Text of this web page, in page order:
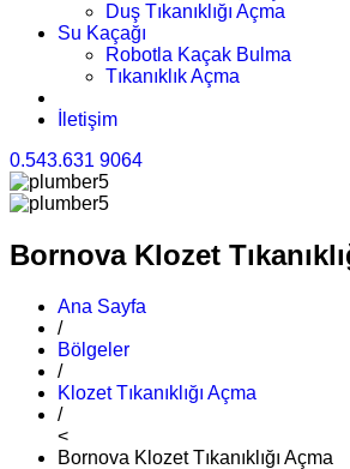
Duş Tıkanıklığı Açma
Su Kaçağı
Robotla Kaçak Bulma
Tıkanıklık Açma
İletişim
0.543.631 9064
Bornova Klozet
Ana Sayfa
/
Bölgeler
/
Klozet Tıkanıklığı Açma
/
<
Bornova Klozet Tıkanıklığı Açma